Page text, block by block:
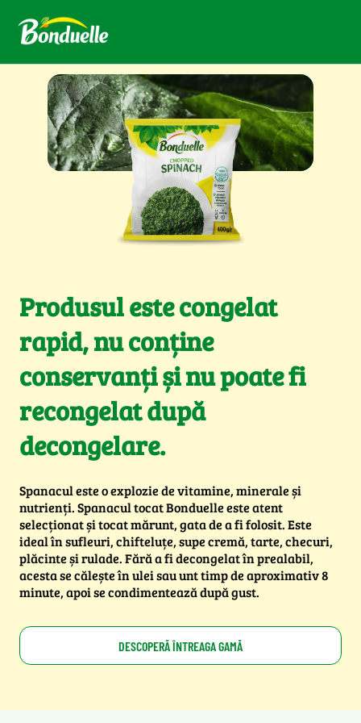
Produsul este congelat
rapid, nu conține
conservanți și nu poate fi
recongelat după
decongelare.
Spanacul este o explozie de vitamine, minerale și
nutrienți. Spanacul tocat Bonduelle este atent
selecționat și tocat mărunt, gata de a fi folosit. Este
ideal în sufleuri, chifteluțe, supe cremă, tarte, checuri,
plăcinte și rulade. Fără a fi decongelat în prealabil,
acesta se călește în ulei sau unt timp de aproximativ 8
minute, apoi se condimentează după gust.
DESCOPERĂ ÎNTREAGA GAMĂ